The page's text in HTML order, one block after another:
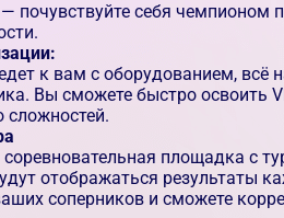
почувствуйте себя чемпионом
к вам с оборудованием, всё
Вы сможете быстро освоить
сложностей.
площадка с
отображаться результаты
соперников и сможете